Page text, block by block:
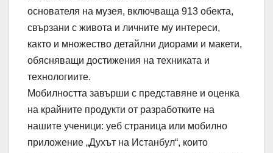
основателя на музея, включваща 913 обекта,
свързани с живота и личните му интереси,
както и множество детайлни диорами и макети,
обясняващи достижения на техниката и
технологиите.
Мобилността завърши с представяне и оценка
на крайните продукти от разработките на
нашите ученици: уеб страница или мобилно
приложение „Духът на Истанбул“, които